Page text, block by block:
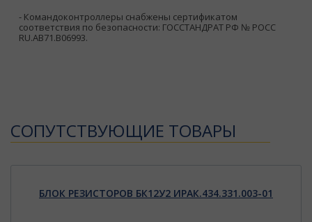
- Командоконтроллеры снабжены сертификатом
соответствия по безопасности: ГОССТАНДРАТ РФ № РОСС
RU.AB71.B06993.
CОПУТСТВУЮЩИЕ ТОВАРЫ
БЛОК РЕЗИСТОРОВ БК12У2 ИРАК.434.331.003-01